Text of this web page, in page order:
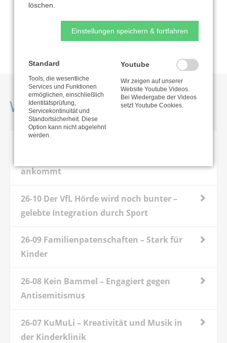
Nutzungsbedingungen
Weitere Projekte
ankommt
26-10 Der VfL Hörde wird noch bunter –
gelebte Integration durch Sport
26-09 Familienpatenschaften – Stark für
Kinder
26-08 Kein Bammel – Engagiert gegen
Antisemitismus
26-07 KuMuLi – Kreativität und Musik in
der Kinderklinik
löschen.
Einstellungen speichern & fortfahren
Standard
Tools, die wesentliche
Services und Funktionen
ermöglichen, einschließlich
Identitätsprüfung,
Servicekontinuität und
Standortsicherheit. Diese
Option kann nicht abgelehnt
werden.
Youtube
Wir zeigen auf unserer
Website Youtube Videos.
Bei Wiedergabe der Videos
setzt Youtube Cookies.